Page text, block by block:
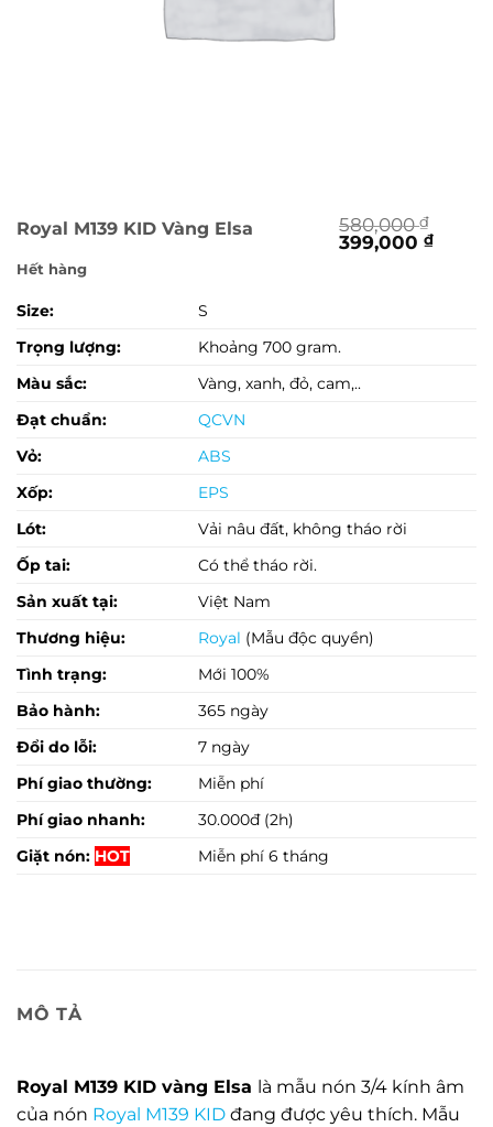
Royal M139 KID Vàng Elsa 580,000₫
Giá
399,000₫Giá
Hết hàng
Size:
S
Trọng lượng:
Khoảng 700 gram.
Màu sắc:
Vàng, xanh, đỏ, cam,..
Đạt chuẩn:
QCVN
Vỏ:
ABS
Xốp:
EPS
Lót:
Vải nâu đất, không tháo rời
Ốp tai:
Có thể tháo rời.
Sản xuất tại:
Việt Nam
Thương hiệu:
Royal (Mẫu độc quyền)
Tình trạng:
Mới 100%
Bảo hành:
365 ngày
Đổi do lỗi:
7 ngày
Phí giao thường:
Miễn phí
Phí giao nhanh:
30.000đ (2h)
Giặt nón: HOT Miễn phí 6 tháng
MÔ TẢ
Royal M139 KID vàng Elsa là mẫu nón 3/4 kính âm
của nón Royal M139 KID đang được yêu thích. Mẫu